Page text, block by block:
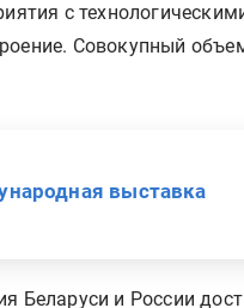
с
Совокупный
выставка
Беларуси и России